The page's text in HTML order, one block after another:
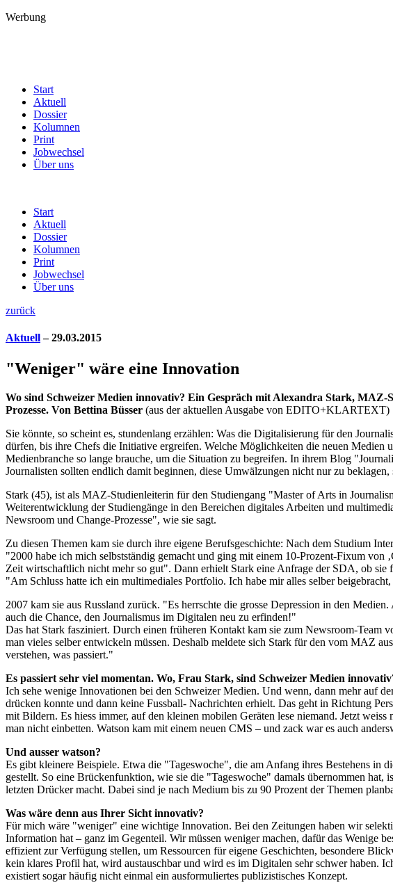
Werbung
Start
Aktuell
Dossier
Kolumnen
Print
Jobwechsel
Über uns
Start
Aktuell
Dossier
Kolumnen
Print
Jobwechsel
Über uns
zurück
Aktuell– 29.03.2015
"Weniger" wäre eine Innovation
Wo sind Schweizer Medien innovativ? Ein Gespräch mit Alexandra Stark,
Prozesse. Von Bettina Büsser (aus der aktuellen Ausgabe von EDITO+KLARTEXT)
Sie könnte, so scheint es, stundenlang erzählen: Was die Digitalisierung für den
dürfen, bis ihre Chefs die Initiative ergreifen. Welche Möglichkeiten die neuen
Medienbranche so lange brauche, um die Situation zu begreifen. In ihrem Blog
Journalisten sollten endlich damit beginnen, diese Umwälzungen nicht nur zu
Stark (45), ist als MAZ-Studienleiterin für den Studiengang "Master of Arts in
Weiterentwicklung der Studiengänge in den Bereichen digitales Arbeiten und
Newsroom und Change-Prozesse", wie sie sagt.
Zu diesen Themen kam sie durch ihre eigene Berufsgeschichte: Nach dem Studium
"2000 habe ich mich selbstständig gemacht und ging mit einem 10-Prozent-Fixum von
Zeit wirtschaftlich nicht mehr so gut". Dann erhielt Stark eine Anfrage der SDA, ob
"Am Schluss hatte ich ein multimediales Portfolio. Ich habe mir alles selber
2007 kam sie aus Russland zurück. "Es herrschte die grosse Depression in den
auch die Chance, den Journalismus im Digitalen neu zu erfinden!"
Das hat Stark fasziniert. Durch einen früheren Kontakt kam sie zum Newsroom-
man vieles selber entwickeln müssen. Deshalb meldete sich Stark für den vom MAZ
verstehen, was passiert."
Es passiert sehr viel momentan. Wo, Frau Stark, sind Schweizer Medien
Ich sehe wenige Innovationen bei den Schweizer Medien. Und wenn, dann mehr auf
drücken konnte und dann keine Fussball- Nachrichten erhielt. Das geht in Richtung
mit Bildern. Es hiess immer, auf den kleinen mobilen Geräten lese niemand. Jetzt
man nicht einbetten. Watson kam mit einem neuen CMS – und zack war es auch
Und ausser watson?
Es gibt kleinere Beispiele. Etwa die "Tageswoche", die am Anfang ihres Bestehens in
gestellt. So eine Brückenfunktion, wie sie die "Tageswoche" damals übernommen
letzten Drücker macht. Dabei sind je nach Medium bis zu 90 Prozent der Themen
Was wäre denn aus Ihrer Sicht innovativ?
Für mich wäre "weniger" eine wichtige Innovation. Bei den Zeitungen haben wir
Information hat – ganz im Gegenteil. Wir müssen weniger machen, dafür das Wenige
effizient zur Verfügung stellen, um Ressourcen für eigene Geschichten, besondere
kein klares Profil hat, wird austauschbar und wird es im Digitalen sehr schwer haben.
existiert sogar häufig nicht einmal ein ausformuliertes publizistisches Konzept.